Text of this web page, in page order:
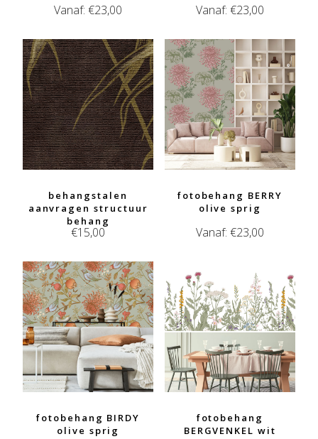
Vanaf:€23,00 Vanaf: €23,00
behangstalen
aanvragen structuur
behang
€15,00
fotobehang BERRY
olive sprig
Vanaf: €23,00
fotobehang BIRDY
olive sprig
fotobehang
BERGVENKEL wit